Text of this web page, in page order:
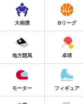
大相撲 Bリーグ
地方競馬 卓球
モーター フィギュア